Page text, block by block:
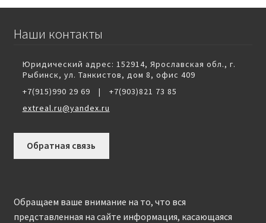
Наши контакты
Юридический адрес: 152914, Ярославская обл., г.
Рыбинск, ул. Танкистов, дом 8, офис 409
+7(915)990 29 69
|
+7(903)821 73 85
extreal.ru@yandex.ru
Обратная связь
Обращаем ваше внимание на то, что вся
представленная на сайте информация, касающаяся